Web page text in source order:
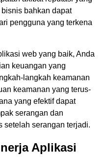
bahkan dapat
pengguna yang terkena
web yang baik, Anda
keuangan yang
langkah keamanan
keamanan yang terus-
yang efektif dapat
serangan dan
setelah serangan terjadi.
Aplikasi